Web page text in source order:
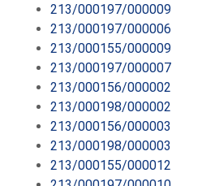
213/000197/000009
213/000197/000006
213/000155/000009
213/000197/000007
213/000156/000002
213/000198/000002
213/000156/000003
213/000198/000003
213/000155/000012